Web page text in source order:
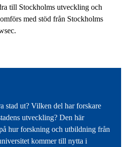
till Stockholms utveckling och
med stöd från Stockholms
stad ut? Vilken del har forskare
utveckling? Den här
hur forskning och utbildning från
kommer till nytta i